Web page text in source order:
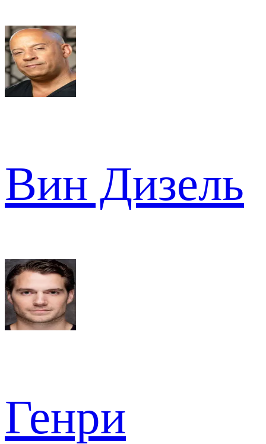
Вин Дизель
Генри